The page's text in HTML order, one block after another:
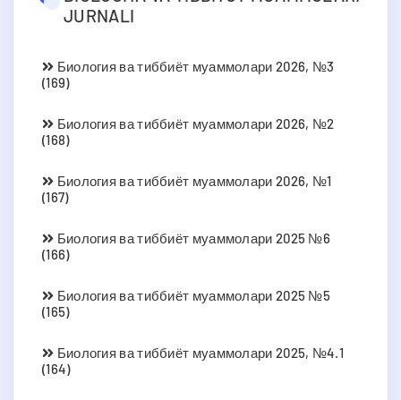
JURNALI
Биология ва тиббиёт муаммолари 2026, №3
(169)
Биология ва тиббиёт муаммолари 2026, №2
(168)
Биология ва тиббиёт муаммолари 2026, №1
(167)
Биология ва тиббиёт муаммолари 2025 №6
(166)
Биология ва тиббиёт муаммолари 2025 №5
(165)
Биология ва тиббиёт муаммолари 2025, №4.1
(164)